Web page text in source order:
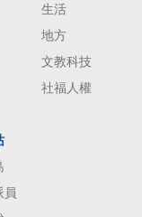
生活
地方
文教科技
社福人權
員